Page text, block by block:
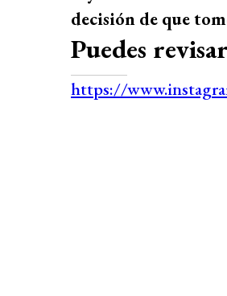
decisión de que
Puedes
https://